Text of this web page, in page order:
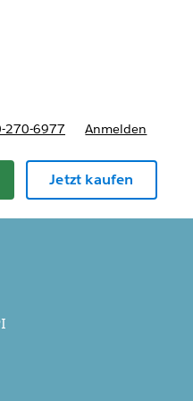
und Preise
270-6977 Anmelden
Jetzt kaufen